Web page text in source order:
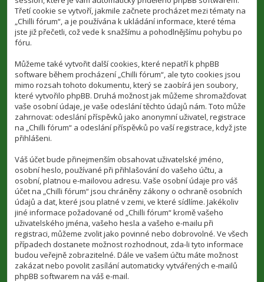
Třetí cookie se vytvoří, jakmile začnete procházet mezi tématy na
„Chilli fórum“, a je používána k ukládání informace, které téma
jste již přečetli, což vede k snažšímu a pohodlnějšímu pohybu po
fóru.
Můžeme také vytvořit další cookies, které nepatří k phpBB
software během procházení „Chilli fórum“, ale tyto cookies jsou
mimo rozsah tohoto dokumentu, který se zaobírá jen soubory,
které vytvořilo phpBB. Druhá možnost jak můžeme shromažďovat
vaše osobní údaje, je vaše odeslání těchto údajů nám. Toto může
zahrnovat: odeslání příspěvků jako anonymní uživatel, registrace
na „Chilli fórum“ a odeslání příspěvků po vaší registrace, když jste
přihlášeni.
Váš účet bude přinejmenším obsahovat uživatelské jméno,
osobní heslo, používané při přihlašování do vašeho účtu, a
osobní, platnou e-mailovou adresu. Vaše osobní údaje pro váš
účet na „Chilli fórum“ jsou chráněny zákony o ochraně osobních
údajů a dat, které jsou platné v zemi, ve které sídlíme. Jakékoliv
jiné informace požadované od „Chilli fórum“ kromě vašeho
uživatelského jména, vašeho hesla a vašeho e-mailu při
registraci, můžeme zvolit jako povinné nebo dobrovolné. Ve všech
případech dostanete možnost rozhodnout, zda-li tyto informace
budou veřejně zobrazitelné. Dále ve vašem účtu máte možnost
zakázat nebo povolit zasílání automaticky vytvářených e-mailů
phpBB softwarem na váš e-mail.